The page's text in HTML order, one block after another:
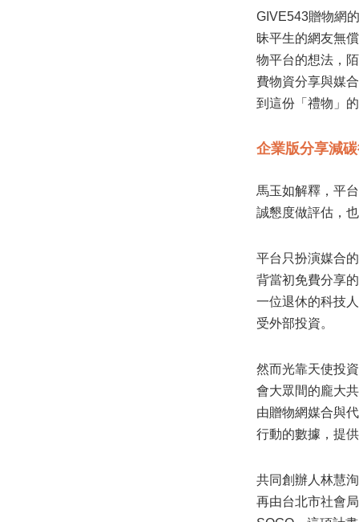
GIVE543贈物網
昧平生的網友無
物平台的想法，
費物資分享與媒
到這份「禮物」
企業版分享減
馬玉如解釋，平
誠懇度做評估，
平台只扮演媒合
背當初免費分享
一位退休的科技
受外部投資。
然而光靠天使投
會大眾間的龐大
由贈物網媒合與
行動的數據，提
共同創辦人林慧
再由台北市社會